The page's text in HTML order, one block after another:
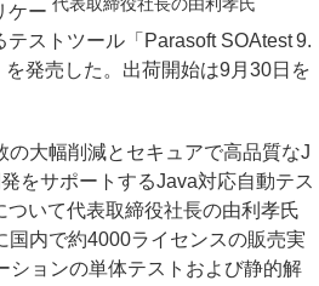
ケー
ストツール「Parasoft SOAtest 9.
発売した。出荷開始は9月30日を
大幅削減とセキュアで高品質なJ
をサポートするJava対応自動テス
ついて代表取締役社長の由利孝氏
国内で約4000ライセンスの販売実
ションの単体テストおよび静的解